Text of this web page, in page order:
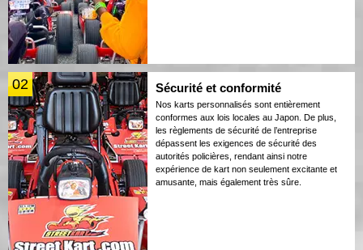
02 Sécurité et conformité
Nos karts personnalisés sont entièrement
conformes aux lois locales au Japon. De plus,
les règlements de sécurité de l’entreprise
dépassent les exigences de sécurité des
autorités policières, rendant ainsi notre
expérience de kart non seulement excitante et
amusante, mais également très sûre.